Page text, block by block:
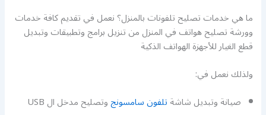
ما هي خدمات تصليح تلفونات بالمنزل؟ نعمل في تقديم كافة خدمات
وورشة تصليح هواتف في المنزل من تنزيل برامج وتطبيقات وتبديل
قطع الغيار للأجهزة الهواتف الذكية
ولذلك نعمل في:
صيانة وتبديل شاشةتلفون سامسونجوتصليح مدخل ال USB